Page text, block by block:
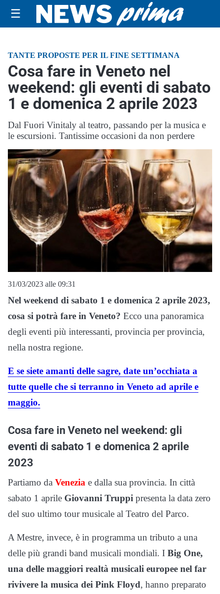
☰
TANTE PROPOSTE PER IL FINE SETTIMANA
Cosa fare in Veneto nel
weekend: gli eventi di sabato
1 e domenica 2 aprile 2023
Dal Fuori Vinitaly al teatro, passando per la musica e
le escursioni. Tantissime occasioni da non perdere
31/03/2023 alle 09:31
Nel weekend di sabato 1 e domenica 2 aprile 2023,
cosa si potrà fare in Veneto? Ecco una panoramica
degli eventi più interessanti, provincia per provincia,
nella nostra regione.
E se siete amanti delle sagre, date un’occhiata a
tutte quelle che si terranno in Veneto ad aprile e
maggio.
Cosa fare in Veneto nel weekend: gli
eventi di sabato 1 e domenica 2 aprile
2023
Partiamo da Venezia e dalla sua provincia. In città
sabato 1 aprile Giovanni Truppi presenta la data zero
del suo ultimo tour musicale al Teatro del Parco.
A Mestre, invece, è in programma un tributo a una
delle più grandi band musicali mondiali. I Big One,
una delle maggiori realtà musicali europee nel far
rivivere la musica dei Pink Floyd, hanno preparato